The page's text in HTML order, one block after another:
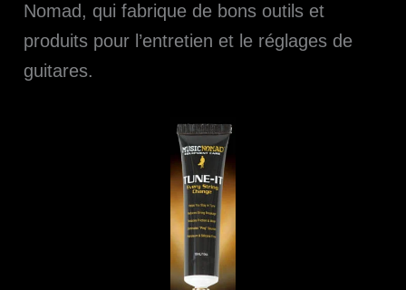
Nomad, qui fabrique de bons outils et
produits pour l’entretien et le réglages de
guitares.